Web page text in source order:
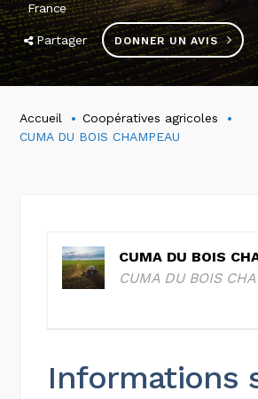
France
Partager DONNER UN AVIS
Accueil
Coopératives agricoles
CUMA DU BOIS CHAMPEAU
CUMA DU BOIS
CUMA DU BOIS
Informations